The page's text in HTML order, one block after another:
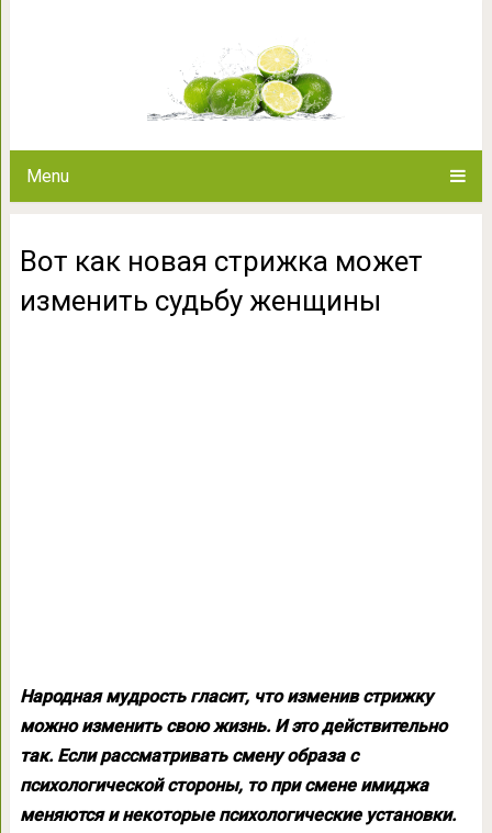
Menu
Вот как новая стрижка может
изменить судьбу женщины
Народная мудрость гласит, что изменив стрижку
можно изменить свою жизнь. И это действительно
так. Если рассматривать смену образа с
психологической стороны, то при смене имиджа
меняются и некоторые психологические установки.